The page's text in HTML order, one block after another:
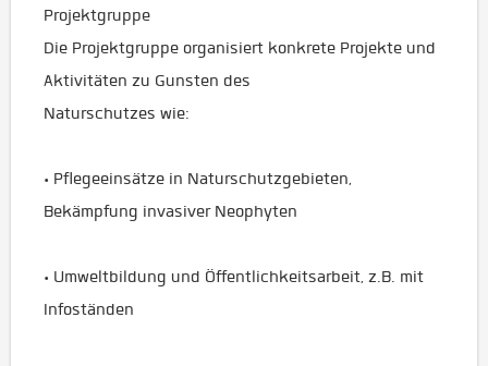
Projektgruppe
Die Projektgruppe organisiert konkrete Projekte und
Aktivitäten zu Gunsten des
Naturschutzes wie:
• Pflegeeinsätze in Naturschutzgebieten,
Bekämpfung invasiver Neophyten
• Umweltbildung und Öffentlichkeitsarbeit, z.B. mit
Infoständen